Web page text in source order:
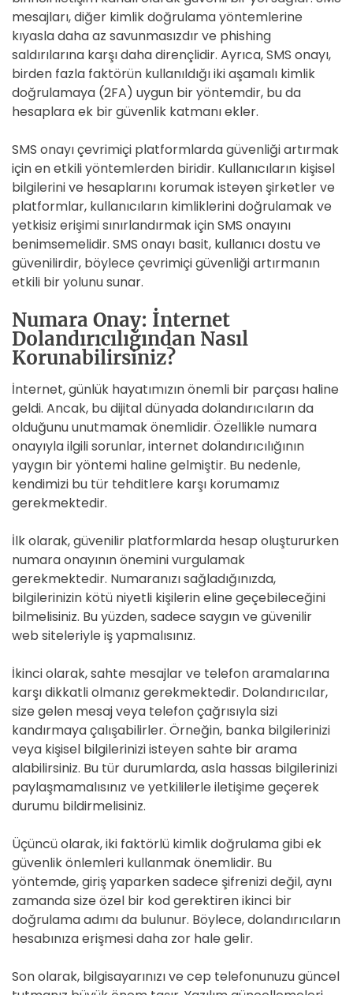
mesajları, diğer kimlik doğrulama yöntemlerine
kıyasla daha az savunmasızdır ve phishing
saldırılarına karşı daha dirençlidir. Ayrıca, SMS onayı,
birden fazla faktörün kullanıldığı iki aşamalı kimlik
doğrulamaya (2FA) uygun bir yöntemdir, bu da
hesaplara ek bir güvenlik katmanı ekler.
SMS onayı çevrimiçi platformlarda güvenliği artırmak
için en etkili yöntemlerden biridir. Kullanıcıların kişisel
bilgilerini ve hesaplarını korumak isteyen şirketler ve
platformlar, kullanıcıların kimliklerini doğrulamak ve
yetkisiz erişimi sınırlandırmak için SMS onayını
benimsemelidir. SMS onayı basit, kullanıcı dostu ve
güvenilirdir, böylece çevrimiçi güvenliği artırmanın
etkili bir yolunu sunar.
Numara Onay: İnternet
Dolandırıcılığından Nasıl
Korunabilirsiniz?
İnternet, günlük hayatımızın önemli bir parçası haline
geldi. Ancak, bu dijital dünyada dolandırıcıların da
olduğunu unutmamak önemlidir. Özellikle numara
onayıyla ilgili sorunlar, internet dolandırıcılığının
yaygın bir yöntemi haline gelmiştir. Bu nedenle,
kendimizi bu tür tehditlere karşı korumamız
gerekmektedir.
İlk olarak, güvenilir platformlarda hesap oluştururken
numara onayının önemini vurgulamak
gerekmektedir. Numaranızı sağladığınızda,
bilgilerinizin kötü niyetli kişilerin eline geçebileceğini
bilmelisiniz. Bu yüzden, sadece saygın ve güvenilir
web siteleriyle iş yapmalısınız.
İkinci olarak, sahte mesajlar ve telefon aramalarına
karşı dikkatli olmanız gerekmektedir. Dolandırıcılar,
size gelen mesaj veya telefon çağrısıyla sizi
kandırmaya çalışabilirler. Örneğin, banka bilgilerinizi
veya kişisel bilgilerinizi isteyen sahte bir arama
alabilirsiniz. Bu tür durumlarda, asla hassas bilgilerinizi
paylaşmamalısınız ve yetkililerle iletişime geçerek
durumu bildirmelisiniz.
Üçüncü olarak, iki faktörlü kimlik doğrulama gibi ek
güvenlik önlemleri kullanmak önemlidir. Bu
yöntemde, giriş yaparken sadece şifrenizi değil, aynı
zamanda size özel bir kod gerektiren ikinci bir
doğrulama adımı da bulunur. Böylece, dolandırıcıların
hesabınıza erişmesi daha zor hale gelir.
Son olarak, bilgisayarınızı ve cep telefonunuzu güncel